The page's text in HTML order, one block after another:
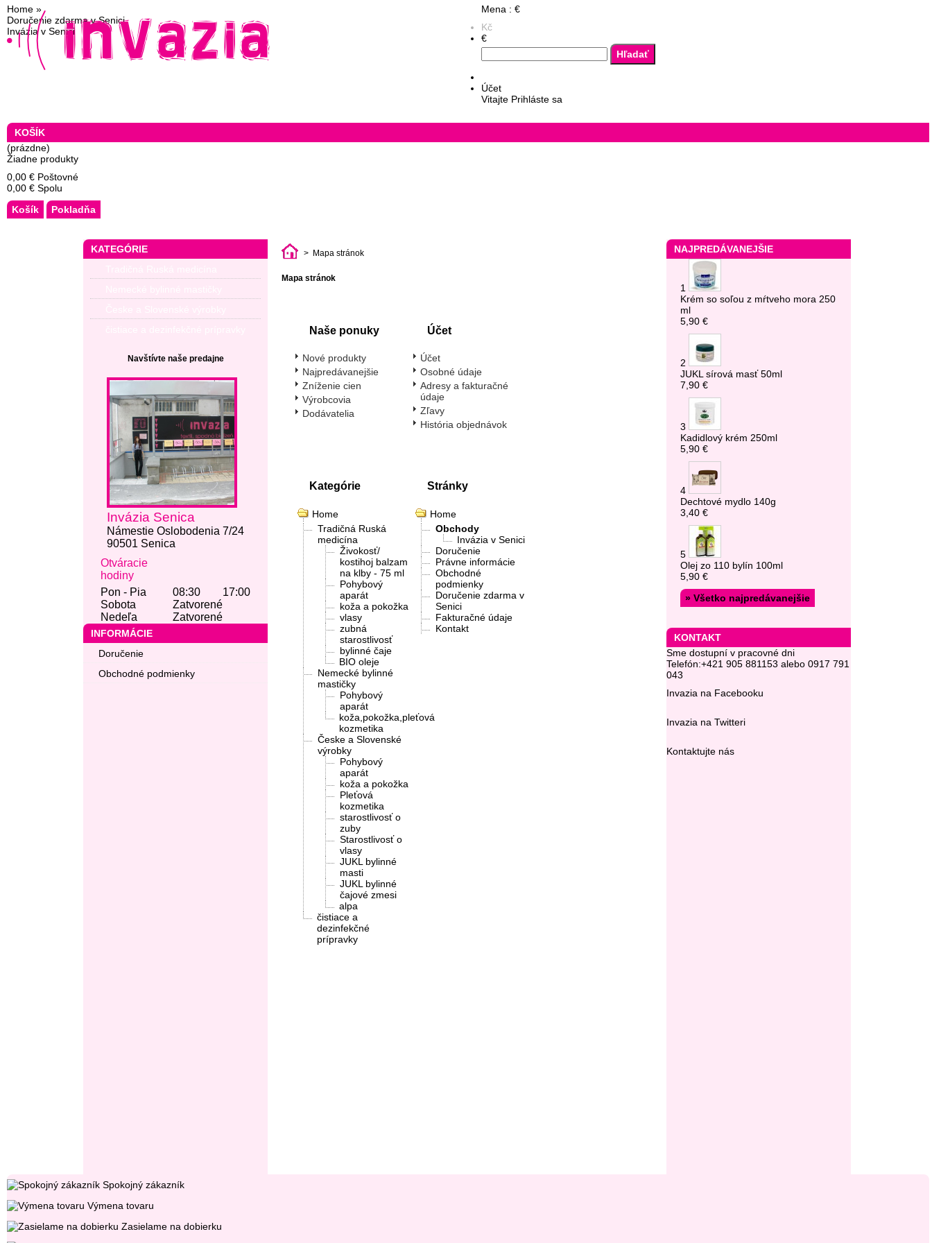
Mena : €
Kč
€
Účet
Vitajte Prihláste sa
Home »
Doručenie zdarma v Senici
Invázia v Senici
KOŠÍK
(prázdne)
Žiadne produkty
0,00 € Poštovné
0,00 € Spolu
Košík
Pokladňa
KATEGÓRIE
Navštívte naše predajne
Invázia Senica
Námestie Oslobodenia 7/24
90501 Senica
Otváracie
hodiny
Pon - Pia
08:30
17:00
Sobota
Zatvorené
Nedeľa
Zatvorené
INFORMÁCIE
Doručenie
Obchodné podmienky
> Mapa stránok
Mapa stránok
Naše ponuky
Nové produkty
Najpredávanejšie
Zníženie cien
Výrobcovia
Dodávatelia
Účet
Účet
Osobné údaje
Adresy a fakturačné
údaje
Zľavy
História objednávok
Kategórie
Home
Tradičná Ruská
medicína
Živokosť/
kostihoj balzam
na klby - 75 ml
Pohybový
aparát
koža a pokožka
vlasy
zubná
starostlivosť
bylinné čaje
BIO oleje
Nemecké bylinné
mastičky
Pohybový
aparát
koža,pokožka,pleťová
kozmetika
Česke a Slovenské
výrobky
Pohybový
aparát
koža a pokožka
Pleťová
kozmetika
starostlivosť o
zuby
Starostlivosť o
vlasy
JUKL bylinné
masti
JUKL bylinné
čajové zmesi
alpa
čistiace a
dezinfekčné
prípravky
Stránky
Home
Obchody
Invázia v Senici
Doručenie
Právne informácie
Obchodné
podmienky
Doručenie zdarma v
Senici
Fakturačné údaje
Kontakt
NAJPREDÁVANEJŠIE
1
Krém so soľou z mŕtveho mora 250
ml
5,90 €
2
JUKL sírová masť 50ml
7,90 €
3
Kadidlový krém 250ml
5,90 €
4
Dechtové mydlo 140g
3,40 €
5
Olej zo 110 bylín 100ml
5,90 €
» Všetko najpredávanejšie
KONTAKT
Sme dostupní v pracovné dni
Telefón:+421 905 881153 alebo 0917 791
043
Invazia na Facebooku
Invazia na Twitteri
Kontaktujte nás
Spokojný zákazník
Výmena tovaru
Zasielame na dobierku